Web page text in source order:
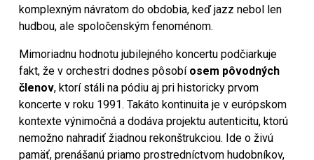
komplexným návratom do obdobia, keď jazz nebol len
hudbou, ale spoločenským fenoménom.
Mimoriadnu hodnotu jubilejného koncertu podčiarkuje
fakt, že v orchestri dodnes pôsobí osem pôvodných
členov, ktorí stáli na pódiu aj pri historicky prvom
koncerte v roku 1991. Takáto kontinuita je v európskom
kontexte výnimočná a dodáva projektu autenticitu, ktorú
nemožno nahradiť žiadnou rekonštrukciou. Ide o živú
pamäť, prenášanú priamo prostredníctvom hudobníkov,